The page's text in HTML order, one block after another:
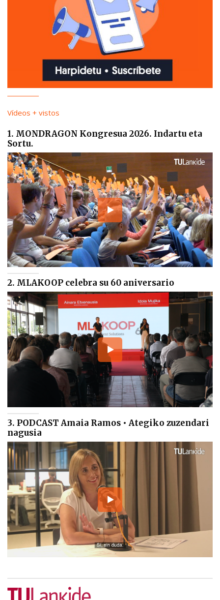
Vídeos + vistos
1. MONDRAGON Kongresua 2026. Indartu eta
Sortu.
2. MLAKOOP celebra su 60 aniversario
3. PODCAST Amaia Ramos • Ategiko zuzendari
nagusia